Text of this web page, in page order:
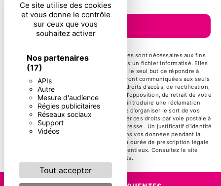
Ce site utilise des cookies
et vous donne le contrôle
sur ceux que vous
souhaitez activer
Nos partenaires
(17)
APIs
Autre
Mesure d'audience
Régies publicitaires
Réseaux sociaux
Support
Vidéos
Tout accepter
ENVOYER
** Les données personnelles communiquées sont nécessaires aux fins
de vous contacter et sont enregistrées dans un fichier informatisé. Elles
sont destinées à et ses sous-traitants dans le seul but de répondre à
votre message. Les données collectées seront communiquées aux seuls
destinataires suivants: . Vous disposez de droits d’accès, de rectification,
d’effacement, de portabilité, de limitation, d’opposition, de retrait de votre
consentement à tout moment et du droit d’introduire une réclamation
auprès d’une autorité de contrôle, ainsi que d’organiser le sort de vos
données post-mortem. Vous pouvez exercer ces droits par voie postale à
l'adresse ou par courrier électronique à l'adresse . Un justificatif d'identité
pourra vous être demandé. Nous conservons vos données pendant la
période de prise de contact puis pendant la durée de prescription légale
aux fins probatoires et de gestion des contentieux. Consultez le site
cnil.fr pour plus d’informations sur vos droits.